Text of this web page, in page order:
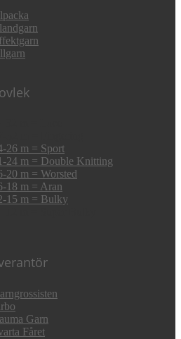
26 m = Sport
24 m = Double Knitting
20 m = Worsted
18 m = Aran
15 m = Bulky
Garn
Fåret